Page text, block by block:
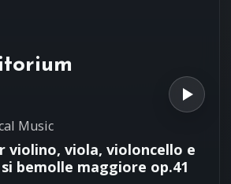
Music
violino, viola, violoncello e
bemolle maggiore op.41